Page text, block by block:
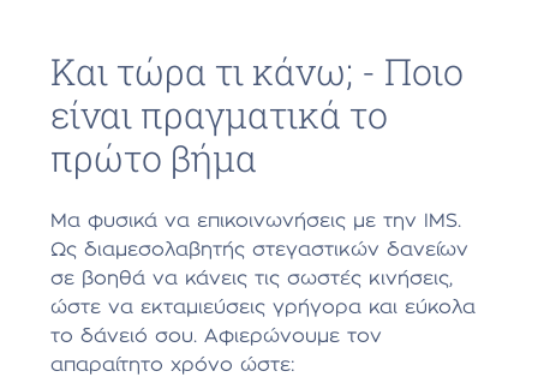
Και τώρα τι κάνω; - Ποιο
είναι πραγματικά το
πρώτο βήμα
Μα φυσικά να επικοινωνήσεις με την IMS.
Ως διαμεσολαβητής στεγαστικών δανείων
σε βοηθά να κάνεις τις σωστές κινήσεις,
ώστε να εκταμιεύσεις γρήγορα και εύκολα
το δάνειό σου. Αφιερώνουμε τον
απαραίτητο χρόνο ώστε: